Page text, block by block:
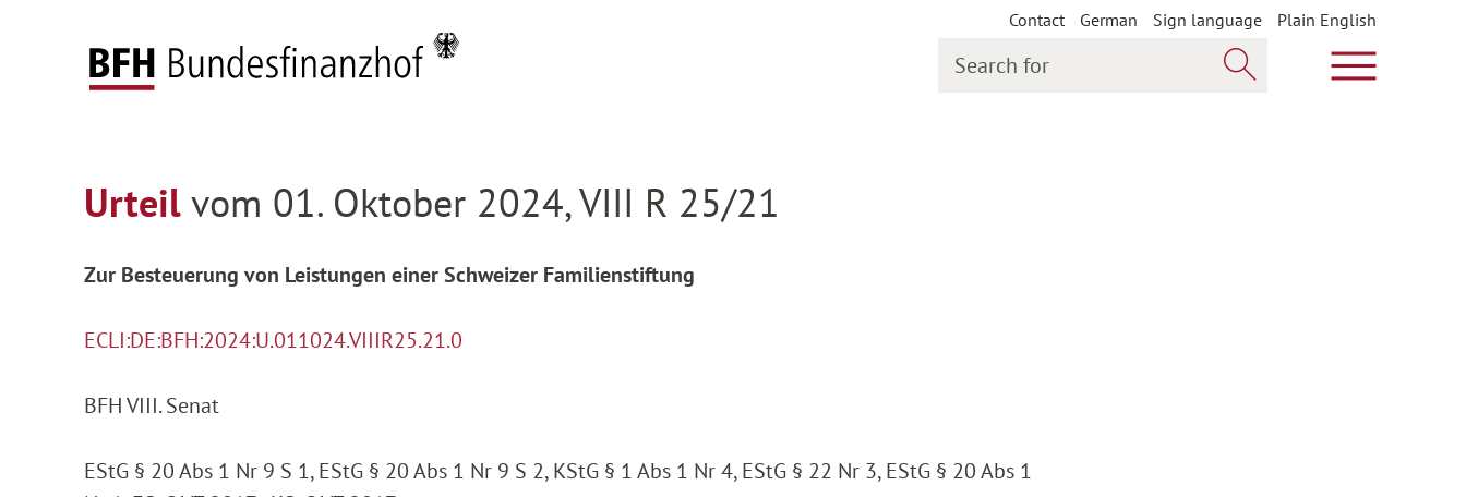
Contact German Sign language
Plain English
Show main
Federal Fiscal Court
Urteilvom 01. Oktober 2024, VIII R 25/21
Zur Besteuerung von Leistungen einer Schweizer Familienstiftung
ECLI:DE:BFH:2024:U.011024.VIIIR25.21.0
BFH VIII. Senat
EStG § 20 Abs 1 Nr 9 S 1, EStG § 20 Abs 1 Nr 9 S 2, KStG § 1 Abs 1 Nr 4, EStG § 22 Nr 3, EStG § 20 Abs 1